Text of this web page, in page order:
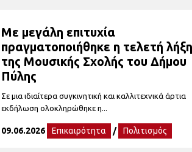
Με μεγάλη επιτυχία
πραγματοποιήθηκε η τελετή
της Μουσικής Σχολής του Δήμου
Πύλης
Σε μια ιδιαίτερα συγκινητική και καλλιτεχνικά άρτια
εκδήλωση ολοκληρώθηκε η...
09.06.2026 Επικαιρότητα / Πολιτισμός